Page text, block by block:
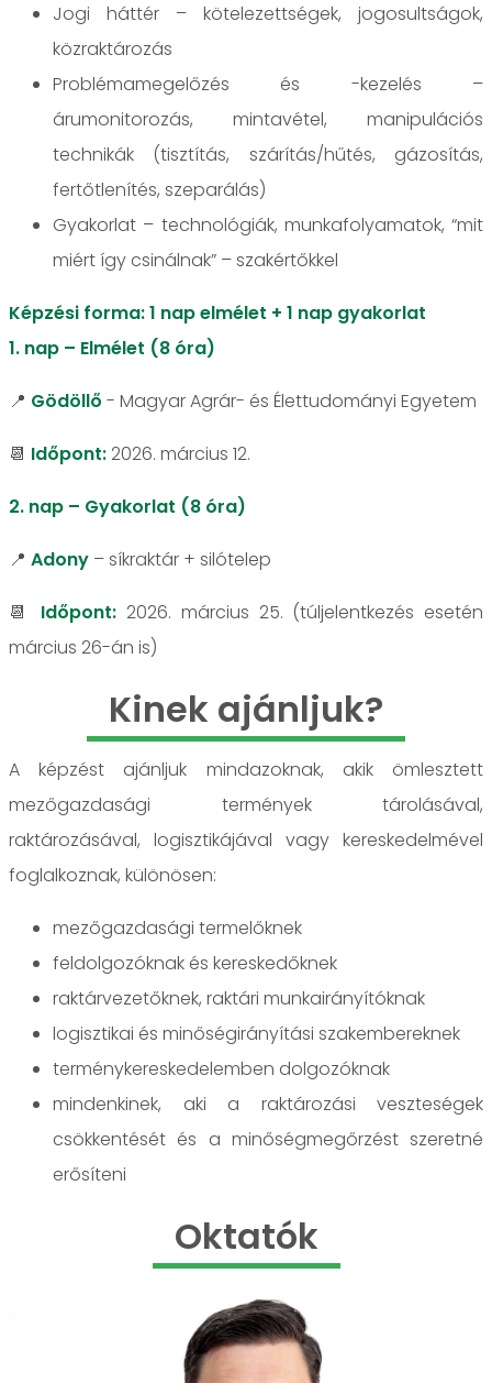
Jogi háttér – kötelezettségek, jogosultságok,
közraktározás
Problémamegelőzés és -kezelés –
árumonitorozás, mintavétel, manipulációs
technikák (tisztítás, szárítás/hűtés, gázosítás,
fertőtlenítés, szeparálás)
Gyakorlat – technológiák, munkafolyamatok, “mit
miért így csinálnak” – szakértőkkel
Képzési forma: 1 nap elmélet + 1 nap gyakorlat
1. nap – Elmélet (8 óra)
📍 Gödöllő - Magyar Agrár- és Élettudományi Egyetem
📆 Időpont:2026. március 12.
2. nap – Gyakorlat (8 óra)
📍 Adony – síkraktár + silótelep
📆 Időpont: 2026. március 25. (túljelentkezés esetén
március 26-án is)
Kinek ajánljuk?
A képzést ajánljuk mindazoknak, akik ömlesztett
mezőgazdasági termények tárolásával,
raktározásával, logisztikájával vagy kereskedelmével
foglalkoznak, különösen:
mezőgazdasági termelőknek
feldolgozóknak és kereskedőknek
raktárvezetőknek, raktári munkairányítóknak
logisztikai és minőségirányítási szakembereknek
terménykereskedelemben dolgozóknak
mindenkinek, aki a raktározási veszteségek
csökkentését és a minőségmegőrzést szeretné
erősíteni
Oktatók